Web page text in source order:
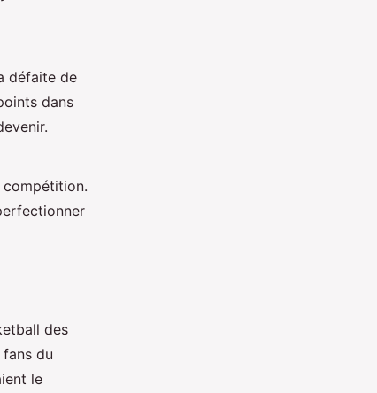
défaite de
dans
compétition.
des
du
le